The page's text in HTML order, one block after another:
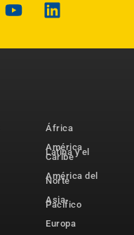
África
América
Latina y el
Caribe
América del
Norte
Asia-
Pacífico
Europa